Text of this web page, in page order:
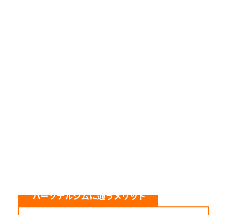
パーソナルジムに通うメリット